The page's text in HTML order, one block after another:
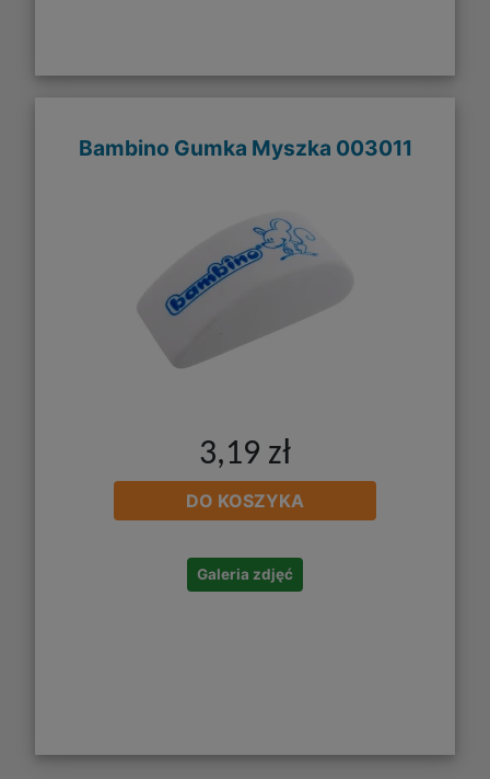
Bambino Gumka Myszka 003011
3,19 zł
DO KOSZYKA
Galeria zdjęć